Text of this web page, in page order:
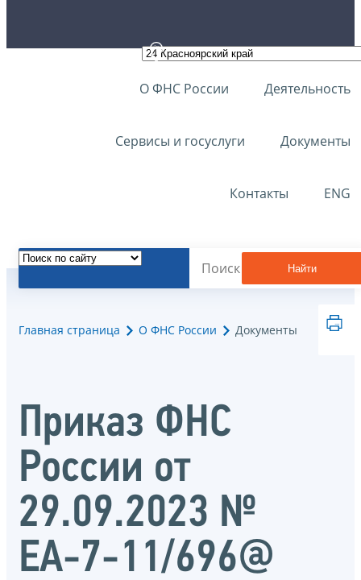
О ФНС России Деятельность
Сервисы и госуслуги Документы
Контакты ENG
Найти
Главная страница О ФНС России Документы
Приказ ФНС
России от
29.09.2023 №
ЕА-7-11/696@